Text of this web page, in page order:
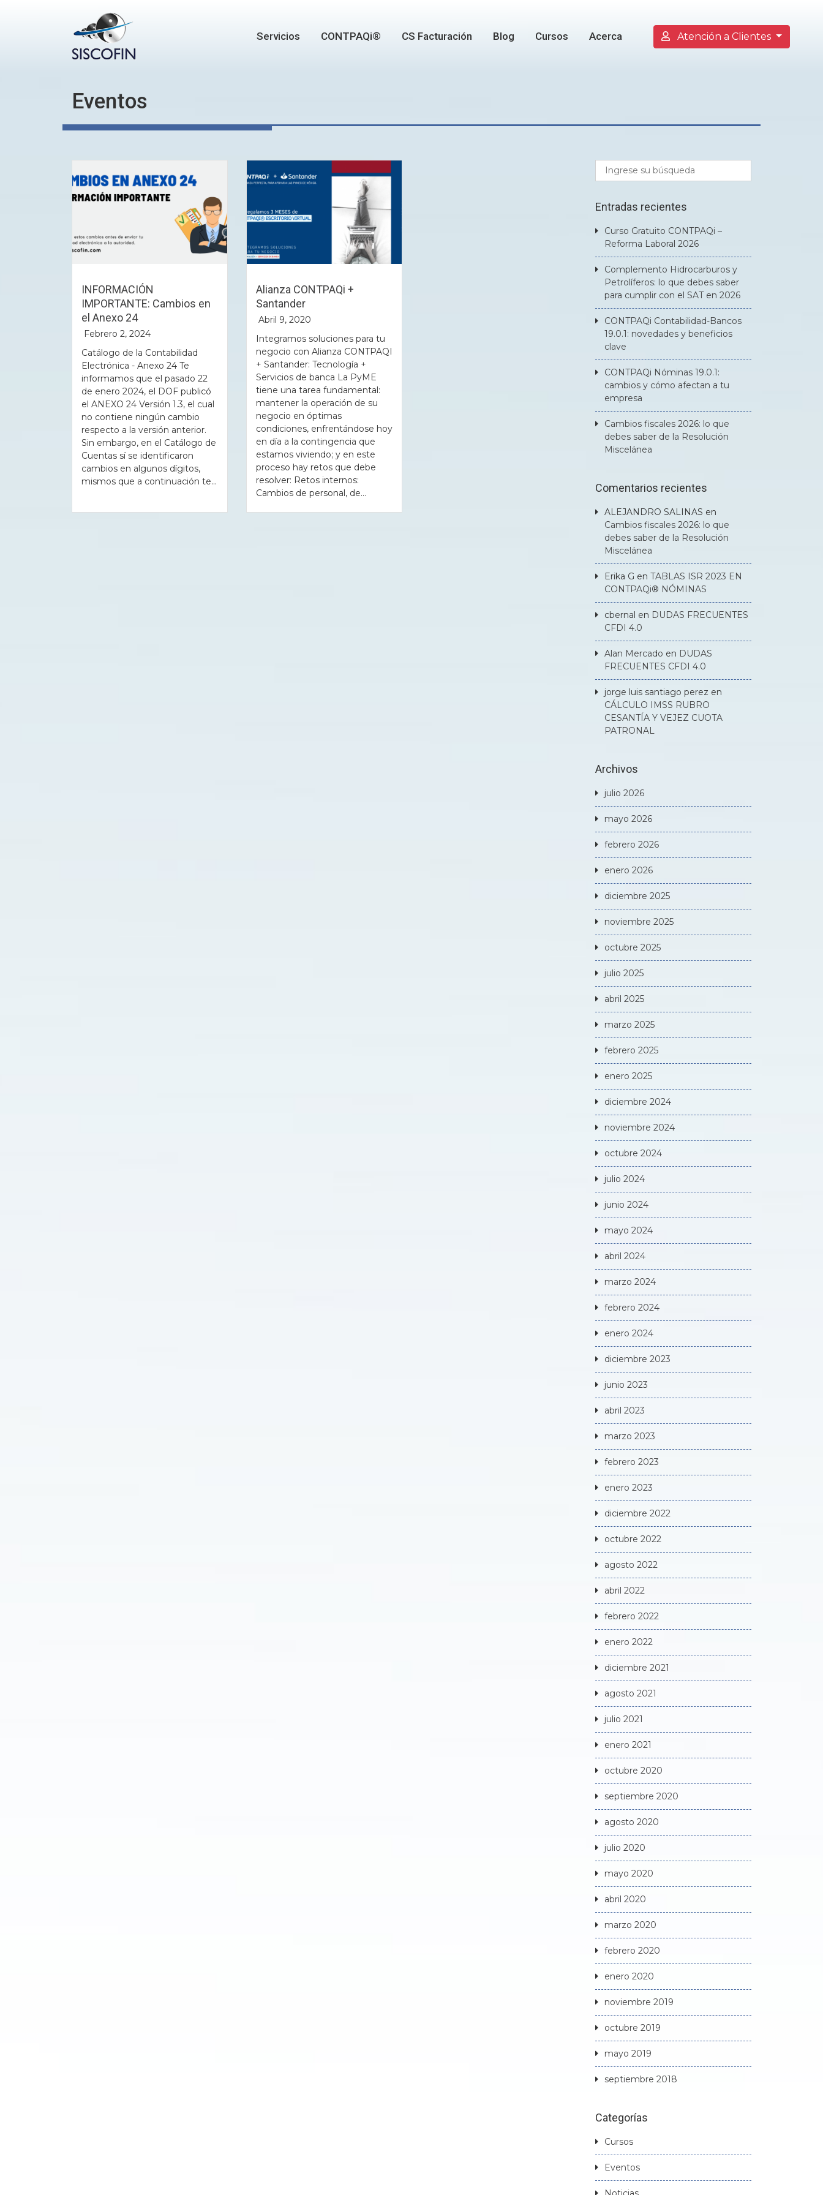
Servicios CONTPAQi® CS Facturación Blog Cursos Acerca Atención a Clientes
Eventos
INFORMACIÓN
IMPORTANTE: Cambios en
el Anexo 24
Febrero 2, 2024
Catálogo de la Contabilidad
Electrónica - Anexo 24 Te
informamos que el pasado 22
de enero 2024, el DOF publicó
el ANEXO 24 Versión 1.3, el cual
no contiene ningún cambio
respecto a la versión anterior.
Sin embargo, en el Catálogo de
Cuentas sí se identificaron
cambios en algunos dígitos,
mismos que a continuación te...
Alianza CONTPAQi +
Santander
Abril 9, 2020
Integramos soluciones para tu
negocio con Alianza CONTPAQI
+ Santander: Tecnología +
Servicios de banca La PyME
tiene una tarea fundamental:
mantener la operación de su
negocio en óptimas
condiciones, enfrentándose hoy
en día a la contingencia que
estamos viviendo; y en este
proceso hay retos que debe
resolver: Retos internos:
Cambios de personal, de...
Entradas recientes
Curso Gratuito CONTPAQi –
Reforma Laboral 2026
Complemento Hidrocarburos y
Petrolíferos: lo que debes saber
para cumplir con el SAT en 2026
CONTPAQi Contabilidad-Bancos
19.0.1: novedades y beneficios
clave
CONTPAQi Nóminas 19.0.1:
cambios y cómo afectan a tu
empresa
Cambios fiscales 2026: lo que
debes saber de la Resolución
Miscelánea
Comentarios recientes
ALEJANDRO SALINAS en
Cambios fiscales 2026: lo que
debes saber de la Resolución
Miscelánea
Erika G en TABLAS ISR 2023 EN
CONTPAQi® NÓMINAS
cbernal en DUDAS FRECUENTES
CFDI 4.0
Alan Mercado en DUDAS
FRECUENTES CFDI 4.0
jorge luis santiago perez en
CÁLCULO IMSS RUBRO
CESANTÍA Y VEJEZ CUOTA
PATRONAL
Archivos
julio 2026
mayo 2026
febrero 2026
enero 2026
diciembre 2025
noviembre 2025
octubre 2025
julio 2025
abril 2025
marzo 2025
febrero 2025
enero 2025
diciembre 2024
noviembre 2024
octubre 2024
julio 2024
junio 2024
mayo 2024
abril 2024
marzo 2024
febrero 2024
enero 2024
diciembre 2023
junio 2023
abril 2023
marzo 2023
febrero 2023
enero 2023
diciembre 2022
octubre 2022
agosto 2022
abril 2022
febrero 2022
enero 2022
diciembre 2021
agosto 2021
julio 2021
enero 2021
octubre 2020
septiembre 2020
agosto 2020
julio 2020
mayo 2020
abril 2020
marzo 2020
febrero 2020
enero 2020
noviembre 2019
octubre 2019
mayo 2019
septiembre 2018
Categorías
Cursos
Eventos